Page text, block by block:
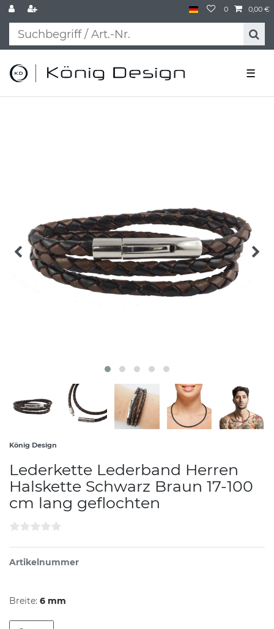
0 0,00 €
☰
König Design
Lederkette Lederband Herren
Halskette Schwarz Braun 17-100
cm lang geflochten
Artikelnummer
Breite: 6 mm